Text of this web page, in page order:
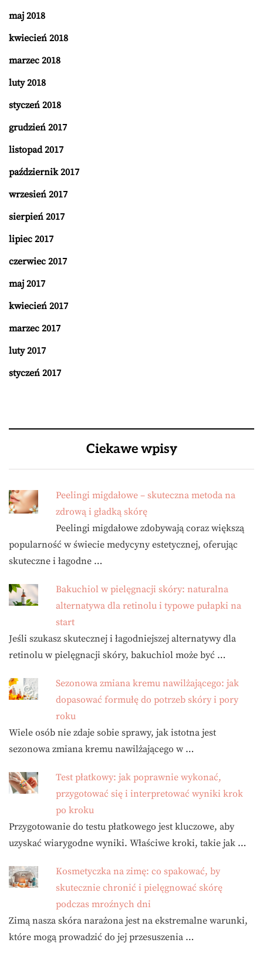
maj 2018
kwiecień 2018
marzec 2018
luty 2018
styczeń 2018
grudzień 2017
listopad 2017
październik 2017
wrzesień 2017
sierpień 2017
lipiec 2017
czerwiec 2017
maj 2017
kwiecień 2017
marzec 2017
luty 2017
styczeń 2017
Ciekawe wpisy
Peelingi migdałowe – skuteczna metoda na
zdrową i gładką skórę
Peelingi migdałowe zdobywają coraz większą
popularność w świecie medycyny estetycznej, oferując
skuteczne i łagodne …
Bakuchiol w pielęgnacji skóry: naturalna
alternatywa dla retinolu i typowe pułapki na
start
Jeśli szukasz skutecznej i łagodniejszej alternatywy dla
retinolu w pielęgnacji skóry, bakuchiol może być …
Sezonowa zmiana kremu nawilżającego: jak
dopasować formułę do potrzeb skóry i pory
roku
Wiele osób nie zdaje sobie sprawy, jak istotna jest
sezonowa zmiana kremu nawilżającego w …
Test płatkowy: jak poprawnie wykonać,
przygotować się i interpretować wyniki krok
po kroku
Przygotowanie do testu płatkowego jest kluczowe, aby
uzyskać wiarygodne wyniki. Właściwe kroki, takie jak …
Kosmetyczka na zimę: co spakować, by
skutecznie chronić i pielęgnować skórę
podczas mroźnych dni
Zimą nasza skóra narażona jest na ekstremalne warunki,
które mogą prowadzić do jej przesuszenia …